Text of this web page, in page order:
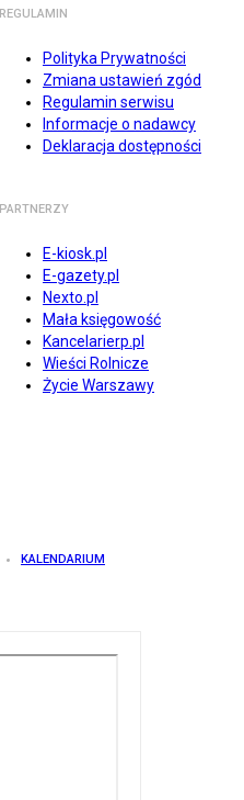
REGULAMIN
Polityka Prywatności
Zmiana ustawień zgód
Regulamin serwisu
Informacje o nadawcy
Deklaracja dostępności
PARTNERZY
E-kiosk.pl
E-gazety.pl
Nexto.pl
Mała księgowość
Kancelarierp.pl
Wieści Rolnicze
Życie Warszawy
KALENDARIUM